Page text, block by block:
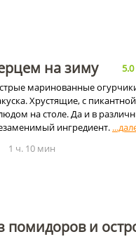
на зиму
5.0
маринованные
Хрустящие, с
на столе. Да и в
ингредиент.
1 ч. 10 мин
помидоров и